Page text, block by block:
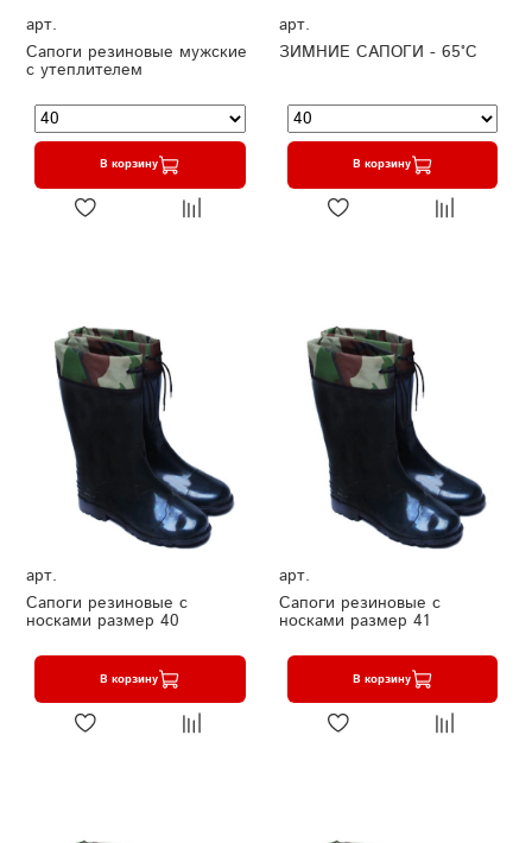
арт.
Сапоги резиновые мужские
с утеплителем
В корзину
арт.
ЗИМНИЕ САПОГИ - 65°C
В корзину
арт.
Сапоги резиновые с
носками размер 40
В корзину
арт.
Сапоги резиновые с
носками размер 41
В корзину